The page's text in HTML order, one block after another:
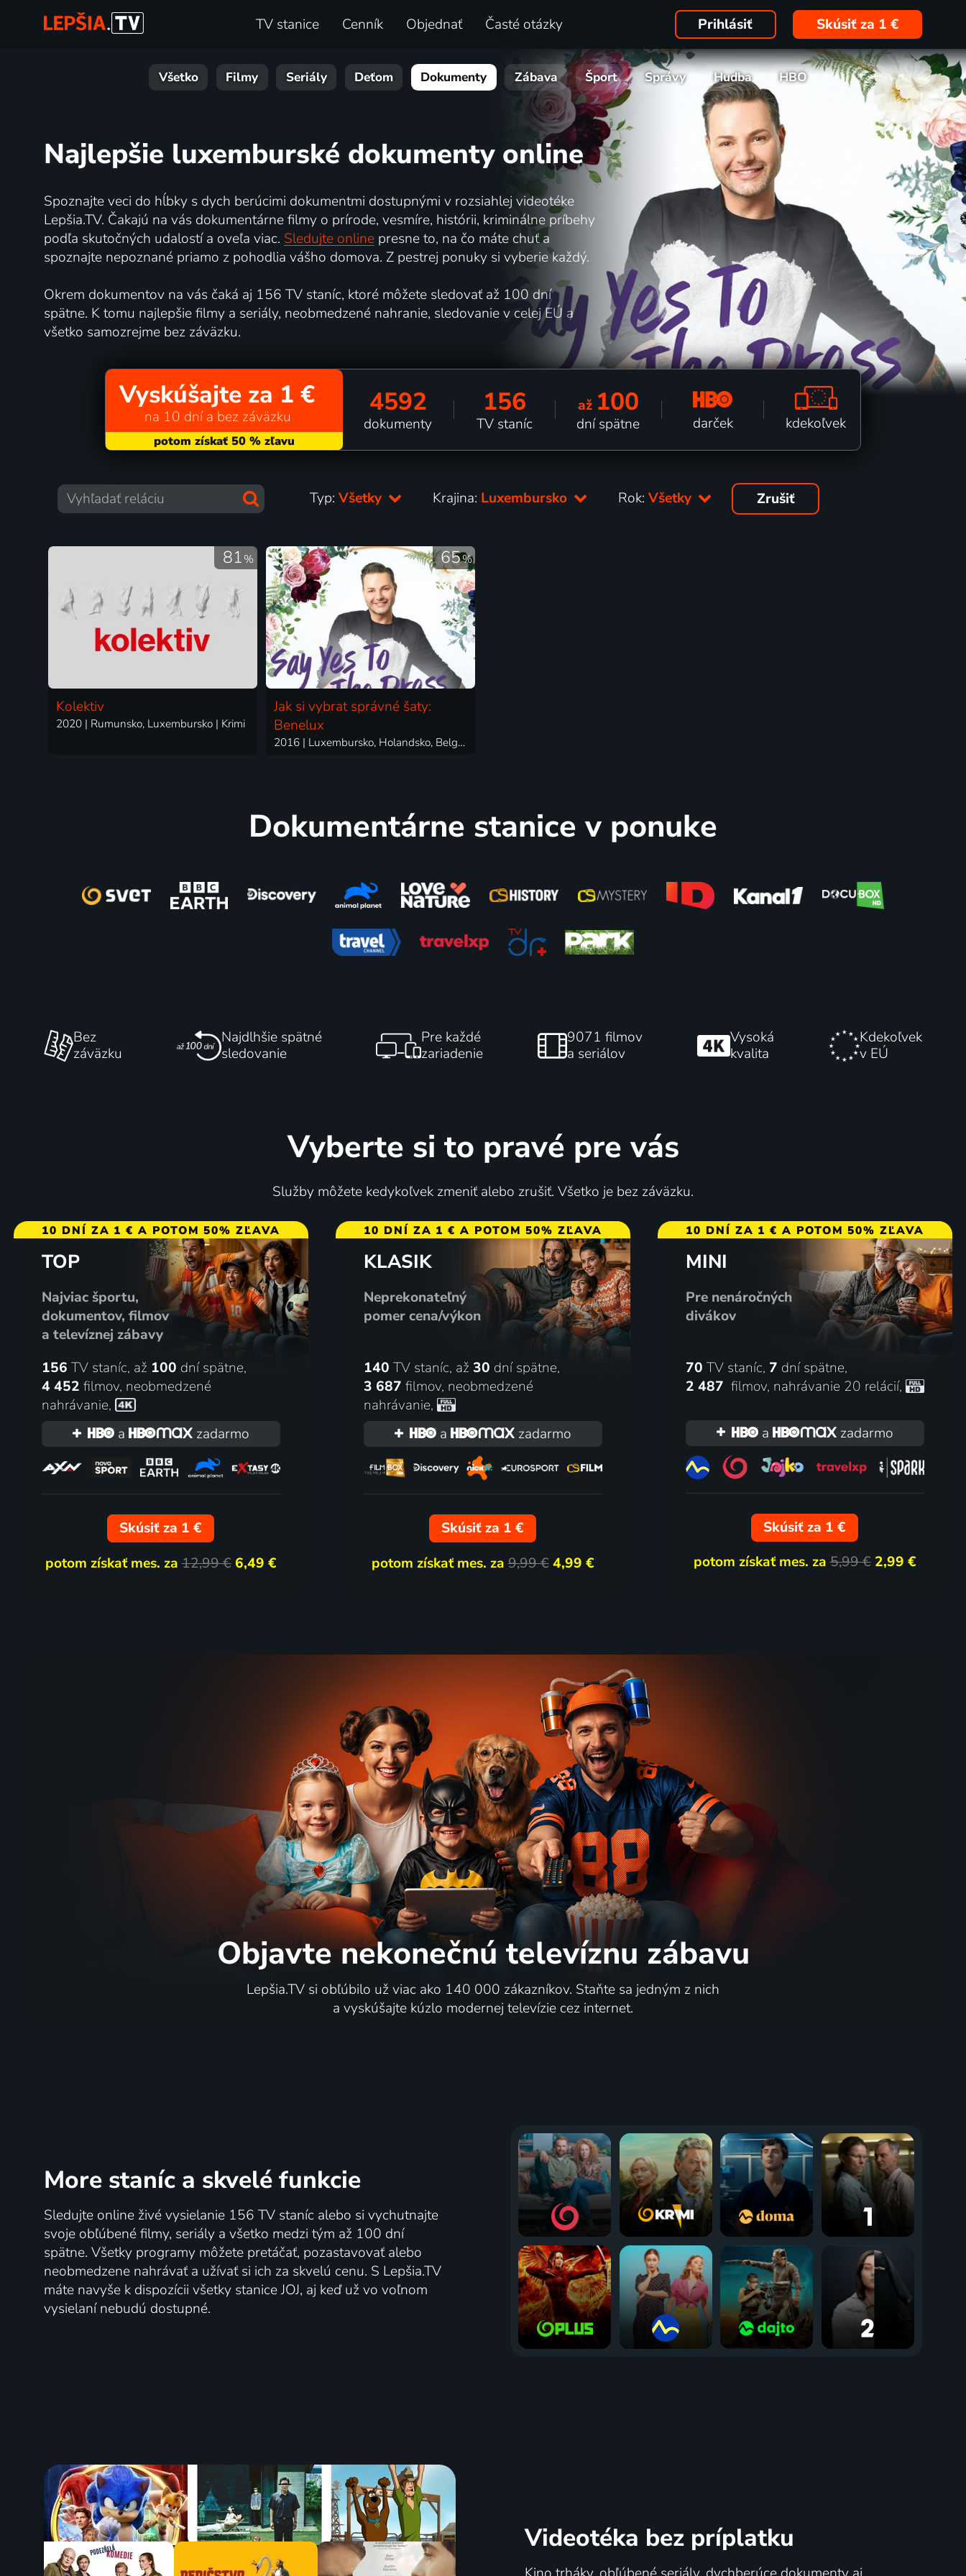
TV stanice Cenník Objednať Časté otázky Prihlásiť Skúsiť za 1 €
Všetko Filmy Seriály Deťom Dokumenty Zábava Šport Správy Hudba HBO
Najlepšie luxemburské dokumenty online
Spoznajte veci do hĺbky s dych berúcimi dokumentmi dostupnými v rozsiahlej videotéke
Lepšia.TV. Čakajú na vás dokumentárne filmy o prírode, vesmíre, histórii, kriminálne príbehy
podľa skutočných udalostí a oveľa viac. Sledujte onlinepresne to, na čo máte chuť a
spoznajte nepoznané priamo z pohodlia vášho domova. Z pestrej ponuky si vyberie každý.
Okrem dokumentov na vás čaká aj 156 TV staníc, ktoré môžete sledovať až 100 dní
spätne. K tomu najlepšie filmy a seriály, neobmedzené nahranie, sledovanie v celej EÚ a
všetko samozrejme bez záväzku.
Vyskúšajte za 1 €
na 10 dní a bez záväzku 4592
dokumenty
156
TV staníc
až 100
dní spätne darček kdekoľvek
Typ:Všetky Krajina: Luxembursko Rok:Všetky Zrušiť
81%
Kolektiv
2020 | Rumunsko, Luxembursko | Krimi
65%
Jak si vybrat správné šaty:
Benelux
2016 | Luxembursko, Holandsko, Belgicko | Reality TV
Dokumentárne stanice v ponuke
Bez
záväzku
Najdlhšie spätné
sledovanie
Pre každé
zariadenie
9071 filmov
a seriálov
Vysoká
kvalita
Kdekoľvek
v EÚ
Vyberte si to pravé pre vás
Služby môžete kedykoľvek zmeniť alebo zrušiť. Všetko je bez záväzku.
10 DNÍ ZA 1 € A POTOM 50% ZĽAVA
TOP
Najviac športu,
dokumentov, filmov
a televíznej zábavy
156 TV staníc, až 100 dní spätne,
4 452 filmov, neobmedzené
nahrávanie,
a
zadarmo
Skúsiť za 1 €
potom získať mes. za12,99 € 6,49 €
10 DNÍ ZA 1 € A POTOM 50% ZĽAVA
KLASIK
Neprekonateľný
pomer cena/výkon
140 TV staníc, až 30 dní spätne,
3 687 filmov, neobmedzené
nahrávanie,
a
zadarmo
Skúsiť za 1 €
potom získať mes. za9,99 € 4,99 €
10 DNÍ ZA 1 € A POTOM 50% ZĽAVA
MINI
Pre nenáročných
divákov
70 TV staníc, 7 dní spätne,
2 487 filmov, nahrávanie 20 relácií,
a zadarmo
Skúsiť za 1 €
potom získať mes. za5,99 € 2,99 €
Objavte nekonečnú televíznu zábavu
Lepšia.TV si obľúbilo už viac ako 140 000 zákazníkov. Staňte sa jedným z nich
a vyskúšajte kúzlo modernej televízie cez internet.
More staníc a skvelé funkcie
Sledujte online živé vysielanie 156 TV staníc alebo si vychutnajte
svoje obľúbené filmy, seriály a všetko medzi tým až 100 dní
spätne. Všetky programy môžete pretáčať, pozastavovať alebo
neobmedzene nahrávať a užívať si ich za skvelú cenu. S Lepšia.TV
máte navyše k dispozícii všetky stanice JOJ, aj keď už vo voľnom
vysielaní nebudú dostupné.
Videotéka bez príplatku